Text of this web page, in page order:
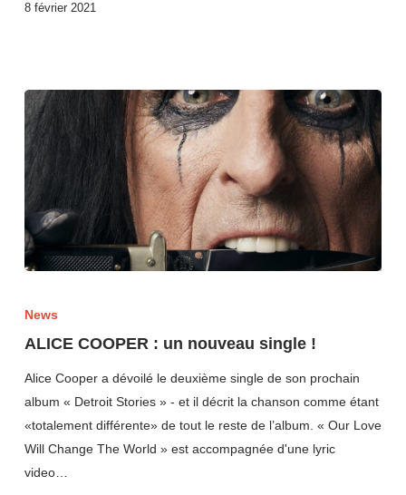
8 février 2021
News
ALICE COOPER : un nouveau single !
Alice Cooper a dévoilé le deuxième single de son prochain
album « Detroit Stories » - et il décrit la chanson comme étant
«totalement différente» de tout le reste de l’album. « Our Love
Will Change The World » est accompagnée d'une lyric
video…